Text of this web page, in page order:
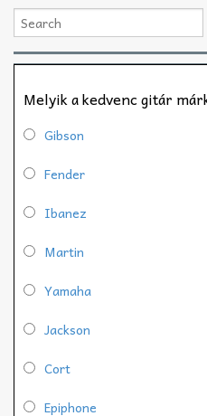
Melyik a kedvenc gitár
Gibson
Fender
Ibanez
Martin
Yamaha
Jackson
Cort
Epiphone